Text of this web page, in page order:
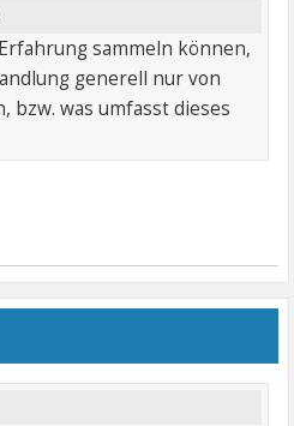
sammeln können,
generell nur von
bzw. was umfasst dieses